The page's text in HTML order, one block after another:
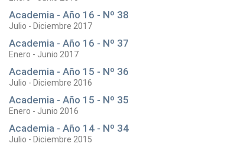
Academia - Año 16 - Nº 38
Julio - Diciembre 2017
Academia - Año 16 - Nº 37
Enero - Junio 2017
Academia - Año 15 - Nº 36
Julio - Diciembre 2016
Academia - Año 15 - Nº 35
Enero - Junio 2016
Academia - Año 14 - Nº 34
Julio - Diciembre 2015